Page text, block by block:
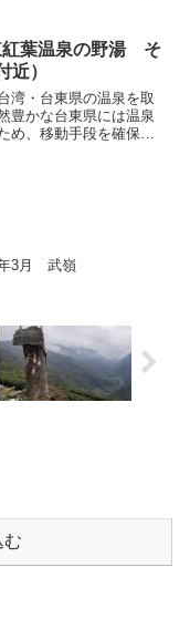
族の言葉では栗松温泉
葉温泉の野湯 そ
近）
湾・台東県の温泉を取
豊かな台東県には温泉
め、移動手段を確保し
3月 武嶺
む